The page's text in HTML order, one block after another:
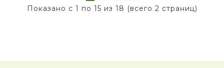
Показано с 1 по 15 из 18 (всего 2 страниц)